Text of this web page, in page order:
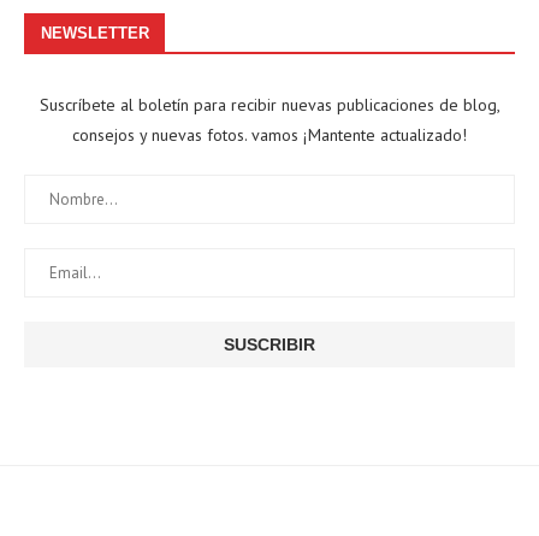
NEWSLETTER
Suscríbete al boletín para recibir nuevas publicaciones de blog,
consejos y nuevas fotos. vamos ¡Mantente actualizado!